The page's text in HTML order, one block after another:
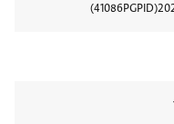
PGPID
41086